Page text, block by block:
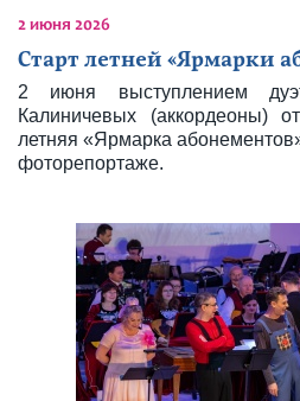
2 июня 2026
Старт летней «Ярмарки
2 июня выступлением
Калиничевых (аккордеоны)
летняя «Ярмарка
фоторепортаже.